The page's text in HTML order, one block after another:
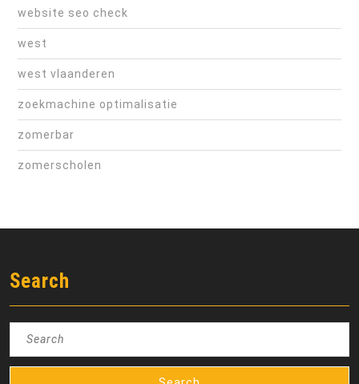
website seo check
west
west vlaanderen
zoekmachine optimalisatie
zomerbar
zomerscholen
Search
Search